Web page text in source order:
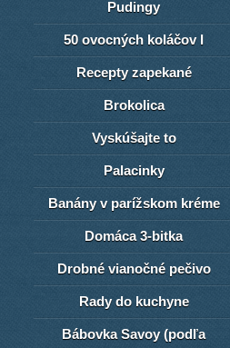
Pudingy
50 ovocných koláčov I
Recepty zapekané
Brokolica
Vyskúšajte to
Palacinky
Banány v parížskom kréme
Domáca 3-bitka
Drobné vianočné pečivo
Rady do kuchyne
Bábovka Savoy (podľa